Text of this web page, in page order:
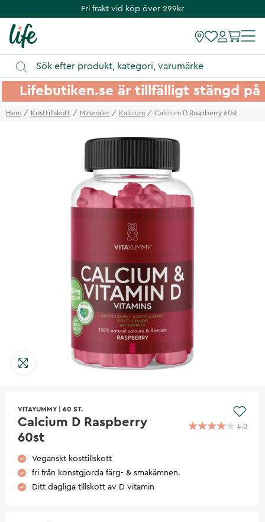
Fri frakt vid köp över 299kr
Lifebutiken.se är tillfälligt stängd
Hem Kosttillskott Mineraler Kalcium Calcium D Raspberry 60st
VITAYUMMY 60 ST.
Calcium D Raspberry
60st
4.0
Veganskt kosttillskott
fri från konstgjorda färg- & smakämnen.
Ditt dagliga tillskott av D vitamin